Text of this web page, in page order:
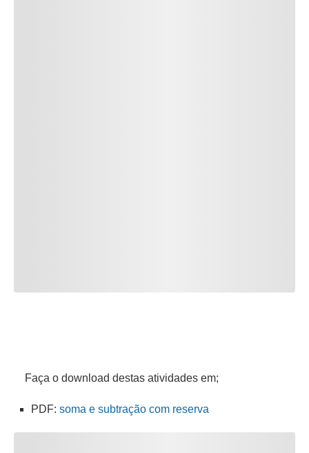
Faça o download destas atividades em;
PDF: soma e subtração com reserva